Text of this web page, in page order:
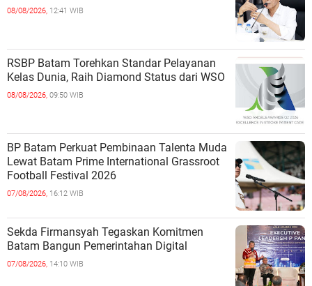
08/08/2026, 12:41 WIB
RSBP Batam Torehkan Standar Pelayanan
Kelas Dunia, Raih Diamond Status dari WSO
08/08/2026, 09:50 WIB
BP Batam Perkuat Pembinaan Talenta Muda
Lewat Batam Prime International Grassroot
Football Festival 2026
07/08/2026, 16:12 WIB
Sekda Firmansyah Tegaskan Komitmen
Batam Bangun Pemerintahan Digital
07/08/2026, 14:10 WIB